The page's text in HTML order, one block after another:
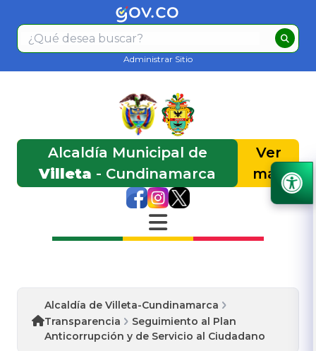
Administrar Sitio
Alcaldía Municipal de
Villeta - Cundinamarca
Ver
más
Alcaldía de Villeta-Cundinamarca
Transparencia
Seguimiento al Plan
Anticorrupción y de Servicio al Ciudadano